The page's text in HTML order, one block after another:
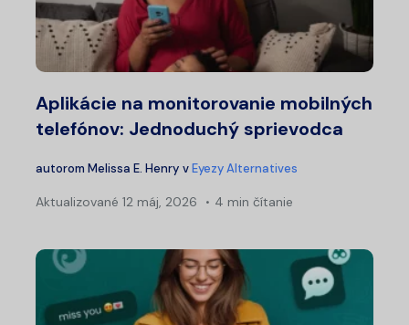
Aplikácie na monitorovanie mobilných
telefónov: Jednoduchý sprievodca
autorom Melissa E. Henry vEyezy Alternatives
Aktualizované 12 máj, 2026 4 min čítanie